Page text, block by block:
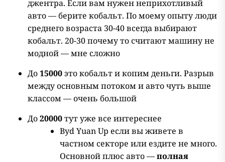
джентра. Если вам нужен неприхотливый
авто — берите кобальт. По моему опыту люди
среднего возраста 30-40 всегда выбирают
кобальт. 20-30 почему то считают машину не
модной — мне сложно
До15000это кобальт и копим деньги. Разрыв
между основным потоком и авто чуть выше
классом — очень большой
До20000тут уже все интереснее
Byd Yuan Up если вы живете в
частном секторе или ездите не много.
Основной плюс авто —полная